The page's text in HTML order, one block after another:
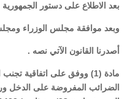
بعد الاطلاع على دستور الجمهورية
وبعد موافقة مجلس الوزراء
أصدرنا القانون الآتي نصه .
مادة (1) ووفق على اتفاقية
الضرائب المفروضة على الدخل